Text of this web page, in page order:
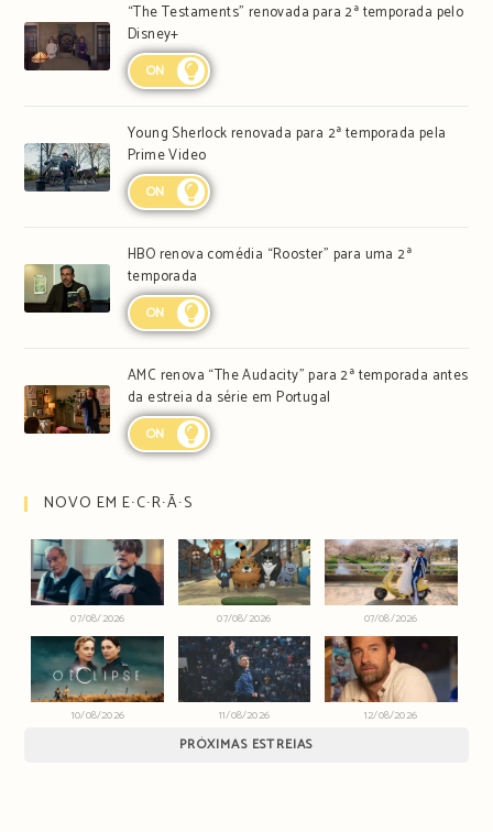
“The Testaments” renovada para 2ª temporada pelo
Disney+
ON
Young Sherlock renovada para 2ª temporada pela
Prime Video
ON
HBO renova comédia “Rooster” para uma 2ª
temporada
ON
AMC renova “The Audacity” para 2ª temporada antes
da estreia da série em Portugal
ON
NOVO EM E∙C∙R∙Ã∙S
07/08/2026 07/08/2026 07/08/2026
10/08/2026 11/08/2026 12/08/2026
PRÓXIMAS ESTREIAS